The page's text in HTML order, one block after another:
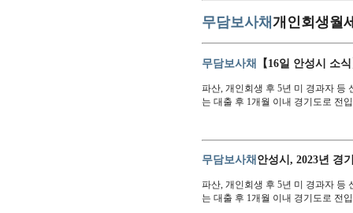
무담보사채 개인회생월
무담보사채 【16일 안성시 소
파산, 개인회생 후 5년 미 경과자 등
는 대출 후 1개월 이내 경기도로 전
무담보사채안성시, 2023년 경
파산, 개인회생 후 5년 미 경과자 등
는 대출 후 1개월 이내 경기도로 전